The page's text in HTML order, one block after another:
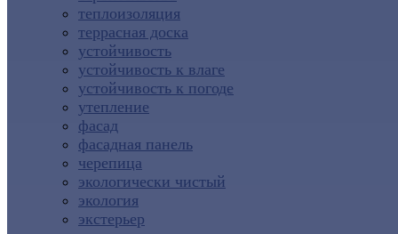
теплоизоляция
террасная доска
устойчивость
устойчивость к влаге
устойчивость к погоде
утепление
фасад
фасадная панель
черепица
экологически чистый
экология
экстерьер